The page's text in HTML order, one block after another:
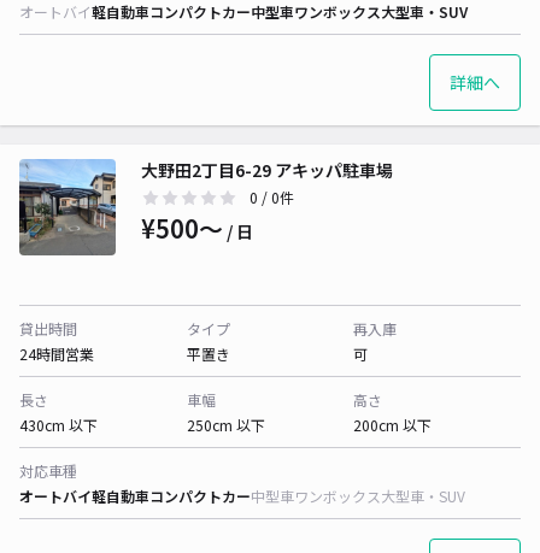
オートバイ軽自動車コンパクトカー中型車ワンボックス大型車・SUV
詳細へ
大野田2丁目6-29 アキッパ駐車場
0 / 0件
¥500〜 / 日
貸出時間
24時間営業
タイプ
平置き
再入庫
可
長さ
430cm 以下
車幅
250cm 以下
高さ
200cm 以下
対応車種
オートバイ軽自動車コンパクトカー中型車ワンボックス大型車・SUV